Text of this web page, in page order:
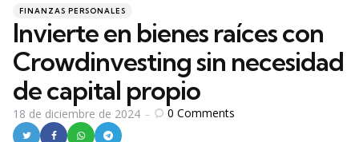
Categories
Posted
FINANZAS PERSONALES
Invierte en bienes raíces con
Crowdinvesting sin necesidad
de capital propio
18 de diciembre de 2024 0 Comments